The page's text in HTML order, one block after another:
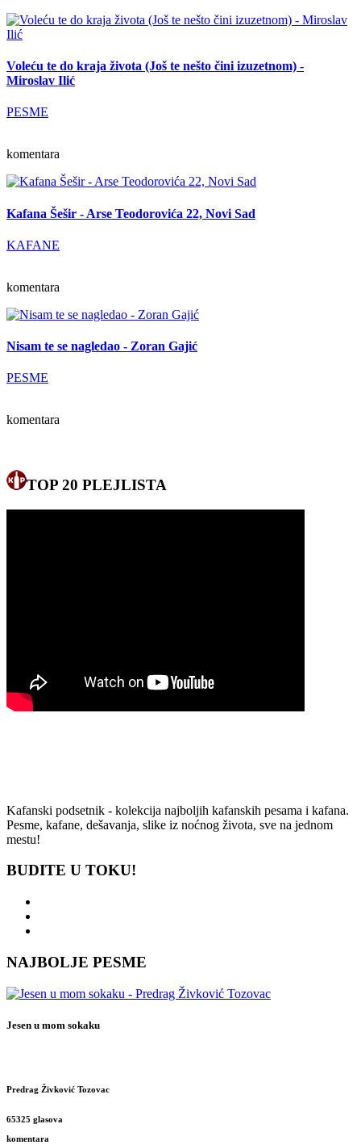
Voleću te do kraja života (Još te nešto čini izuzetnom) -
Miroslav Ilić
PESME
komentara
Kafana Šešir - Arse Teodorovića 22, Novi Sad
KAFANE
komentara
Nisam te se nagledao - Zoran Gajić
PESME
komentara
TOP 20 PLEJLISTA
Kafanski podsetnik - kolekcija najboljih kafanskih pesama i kafana.
Pesme, kafane, dešavanja, slike iz noćnog života, sve na jednom
mestu!
BUDITE U TOKU!
NAJBOLJE PESME
Jesen u mom sokaku
Predrag Živković Tozovac
65325 glasova
komentara